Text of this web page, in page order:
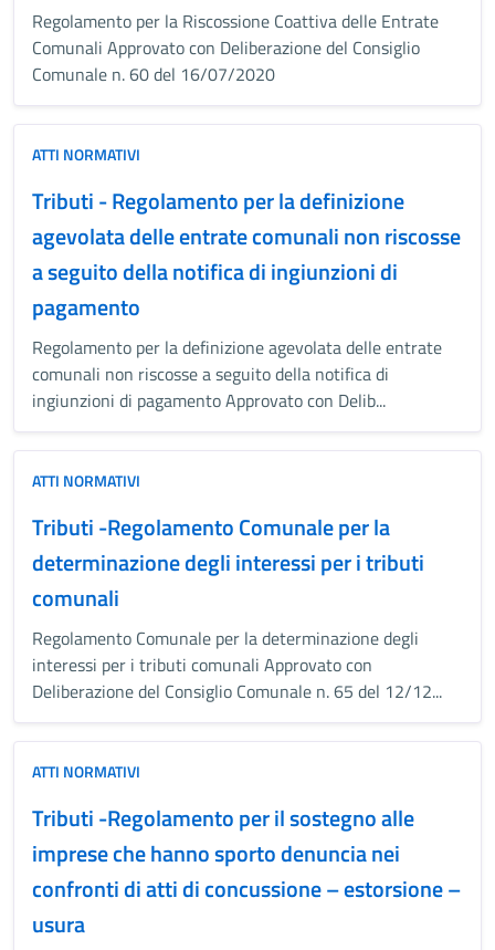
Regolamento per la Riscossione Coattiva delle Entrate
Comunali Approvato con Deliberazione del Consiglio
Comunale n. 60 del 16/07/2020
ATTI NORMATIVI
Tributi - Regolamento per la definizione
agevolata delle entrate comunali non riscosse
a seguito della notifica di ingiunzioni di
pagamento
Regolamento per la definizione agevolata delle entrate
comunali non riscosse a seguito della notifica di
ingiunzioni di pagamento Approvato con Delib...
ATTI NORMATIVI
Tributi -Regolamento Comunale per la
determinazione degli interessi per i tributi
comunali
Regolamento Comunale per la determinazione degli
interessi per i tributi comunali Approvato con
Deliberazione del Consiglio Comunale n. 65 del 12/12...
ATTI NORMATIVI
Tributi -Regolamento per il sostegno alle
imprese che hanno sporto denuncia nei
confronti di atti di concussione – estorsione –
usura